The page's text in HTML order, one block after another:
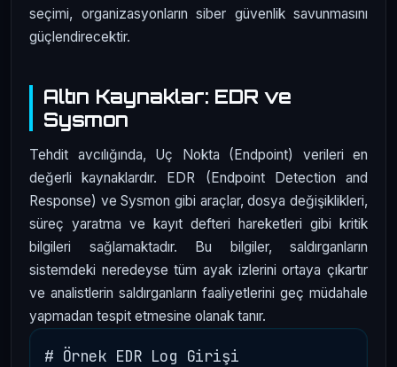
seçimi, organizasyonların siber güvenlik savunmasını
güçlendirecektir.
Altın Kaynaklar: EDR ve
Sysmon
Tehdit avcılığında, Uç Nokta (Endpoint) verileri en
değerli kaynaklardır. EDR (Endpoint Detection and
Response) ve Sysmon gibi araçlar, dosya değişiklikleri,
süreç yaratma ve kayıt defteri hareketleri gibi kritik
bilgileri sağlamaktadır. Bu bilgiler, saldırganların
sistemdeki neredeyse tüm ayak izlerini ortaya çıkartır
ve analistlerin saldırganların faaliyetlerini geç müdahale
yapmadan tespit etmesine olanak tanır.
# Örnek EDR Log Girişi